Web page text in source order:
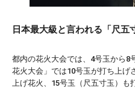
日本最大級と言われる「尺五
都内の花火大会では、4号玉から8
花火大会」では10号玉が打ち上げ
上げ花火、15号玉（尺五寸玉）も